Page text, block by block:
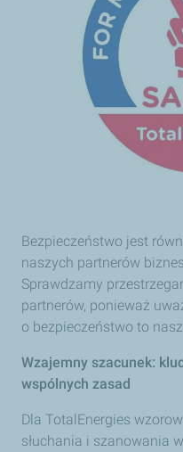
Bezpieczeństwo jest
naszych partnerów
Sprawdzamy
partnerów, ponieważ
o bezpieczeństwo to
Wzajemny szacunek:
wspólnych zasad
Dla TotalEnergies
słuchania i szanowania